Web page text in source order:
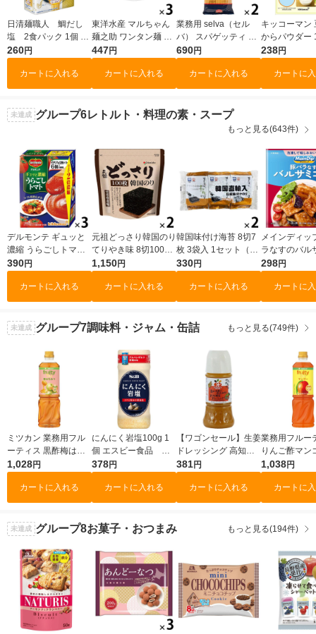
日清麺職人 鯛だし
塩 2食パック 1個 日
清食品
260円
カートに入れる
東洋水産 マルちゃん
麺之助 ワンタン麺 中
華そば 1セット（3
個）
447円
カートに入れる
業務用 selva（セル
バ） スパゲッティ 1.7
mm 1セット（1袋（1
kg）×2） ゆで時間8
大容量
690円
カートに入れる
キッコーマン
からパウダー
個
238円
カートに
未達成 グループ6レトルト・料理の素・スープ
もっと見る(643件)
デルモンテ ギュッと
濃縮 うらごしトマト
200g 1セット（1個×
3）キッコーマン 紙パ
ック
390円
カートに入れる
元祖どっさり韓国のり
てりやき味 8切100枚
チャック付き 1セット
（1個×2）オリオンジ
ャコー
1,150円
カートに入れる
韓国味付け海苔 8切7
枚 3袋入 1セット（1
個×2）オリオンジャ
コー
330円
カートに入れる
メインディッ
ラなすのバル
め 1個（2〜3
(冷凍ストッ
肉にしみ込む
時短 大塚食品
298円
カートに
未達成 グループ7調味料・ジャム・缶詰 もっと見る(749件)
ミツカン 業務用フル
ーティス 黒酢梅はち
みつ（6倍濃縮）1000
ml 1本 大容量 飲むお
1,028円
カートに入れる
にんにく岩塩100g 1
個 エスビー食品 万
能調味料
378円
カートに入れる
【ワゴンセール】生姜
ドレッシング 高知の
生姜でぬくもるぜよど
っさり野菜ドレッシン
グ200ml 1本 野菜で野
菜を食べる グラッツ
381円
カートに入れる
業務用フル
りんご酢マン
倍濃縮タイプ
ml 1本 ミツカ
1,038円
カートに
未達成 グループ8お菓子・おつまみ もっと見る(194件)